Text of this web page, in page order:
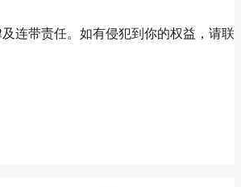
连带责任。如有侵犯到你的权益，请联